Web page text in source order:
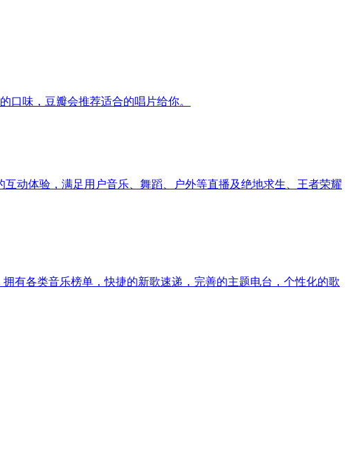
口味，豆瓣会推荐适合的唱片给你。
动体验，满足用户音乐、舞蹈、户外等直播及绝地求生、王者荣耀
有各类音乐榜单，快捷的新歌速递，完善的主题电台，个性化的歌